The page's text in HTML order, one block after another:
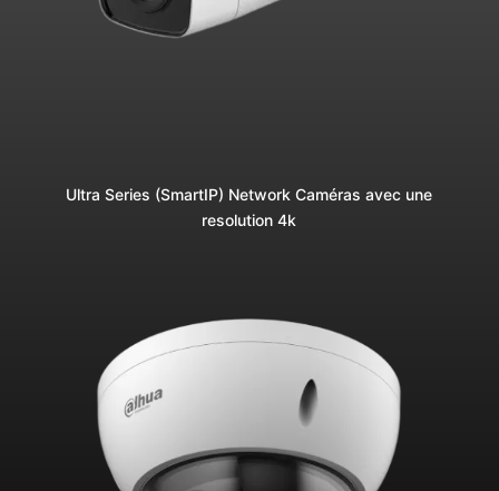
Ultra Series (SmartIP) Network Caméras avec une
resolution 4k